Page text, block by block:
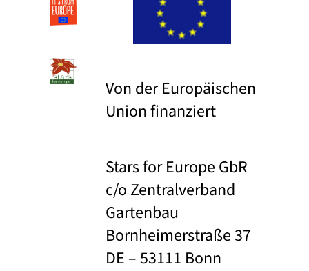
Von der Europäischen
Union finanziert
Stars for Europe GbR
c/o Zentralverband
Gartenbau
Bornheimerstraße 37
DE – 53111 Bonn